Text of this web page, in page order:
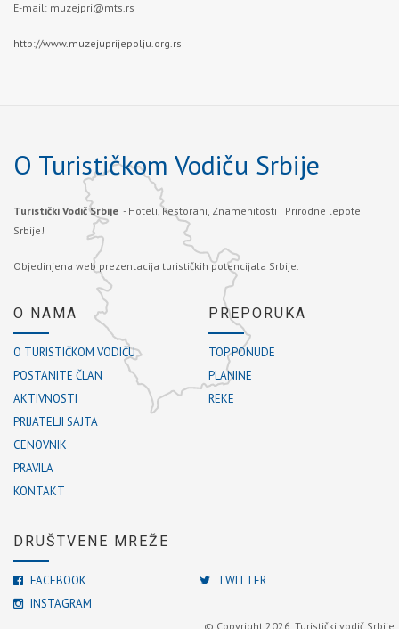
E-mail: muzejpri@mts.rs
http://www.muzejuprijepolju.org.rs
O Turističkom Vodiču Srbije
Turistički Vodič Srbije - Hoteli, Restorani, Znamenitosti i Prirodne lepote
Srbije!
Objedinjena web prezentacija turističkih potencijala Srbije.
O NAMA
O TURISTIČKOM VODIČU
POSTANITE ČLAN
AKTIVNOSTI
PRIJATELJI SAJTA
CENOVNIK
PRAVILA
KONTAKT
PREPORUKA
TOP PONUDE
PLANINE
REKE
DRUŠTVENE MREŽE
FACEBOOK
TWITTER
INSTAGRAM
© Copyright 2026. Turistički vodič Srbije